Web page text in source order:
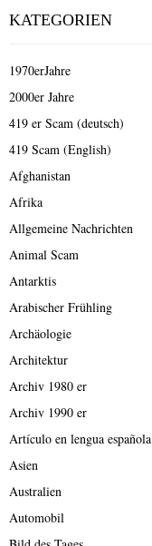
KATEGORIEN
1970erJahre
2000er Jahre
419 er Scam (deutsch)
419 Scam (English)
Afghanistan
Afrika
Allgemeine Nachrichten
Animal Scam
Antarktis
Arabischer Frühling
Archäologie
Architektur
Archiv 1980 er
Archiv 1990 er
Artículo en lengua española
Asien
Australien
Automobil